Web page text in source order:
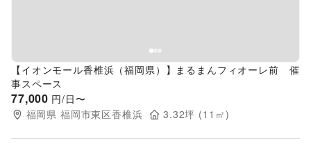
【イオンモール香椎浜（福岡県）】まるまんフィオーレ前 催
事スペース
77,000 円/日〜
福岡県 福岡市東区香椎浜 3.32坪 (11 ㎡)